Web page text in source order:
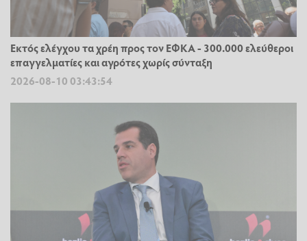
Εκτός ελέγχου τα χρέη προς τον ΕΦΚΑ - 300.000 ελεύθεροι
επαγγελματίες και αγρότες χωρίς σύνταξη
2026-08-10 03:43:54